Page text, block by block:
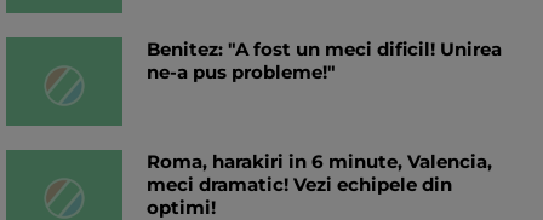
Benitez: "A fost un meci dificil! Unirea
ne-a pus probleme!"
Roma, harakiri in 6 minute, Valencia,
meci dramatic! Vezi echipele din
optimi!